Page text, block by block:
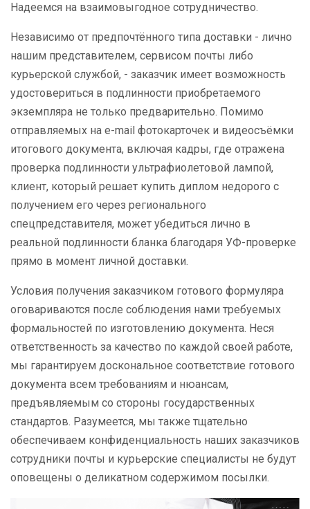
Надеемся на взаимовыгодное сотрудничество.
Независимо от предпочтённого типа доставки - лично
нашим представителем, сервисом почты либо
курьерской службой, - заказчик имеет возможность
удостовериться в подлинности приобретаемого
экземпляра не только предварительно. Помимо
отправляемых на e-mail фотокарточек и видеосъёмки
итогового документа, включая кадры, где отражена
проверка подлинности ультрафиолетовой лампой,
клиент, который решает купить диплом недорого с
получением его через регионального
спецпредставителя, может убедиться лично в
реальной подлинности бланка благодаря УФ-проверке
прямо в момент личной доставки.
Условия получения заказчиком готового формуляра
оговариваются после соблюдения нами требуемых
формальностей по изготовлению документа. Неся
ответственность за качество по каждой своей работе,
мы гарантируем доскональное соответствие готового
документа всем требованиям и нюансам,
предъявляемым со стороны государственных
стандартов. Разумеется, мы также тщательно
обеспечиваем конфиденциальность наших заказчиков
сотрудники почты и курьерские специалисты не будут
оповещены о деликатном содержимом посылки.